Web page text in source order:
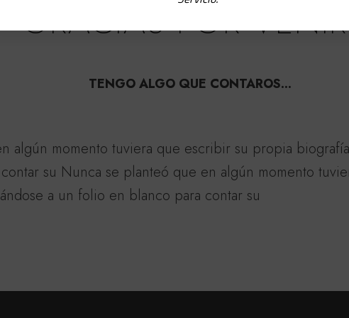
GRACIAS POR
TENGO ALGO QUE CONTAROS...
algún momento tuviera que escribir su propia
su Nunca se planteó que en algún momento
a un folio en blanco para contar su